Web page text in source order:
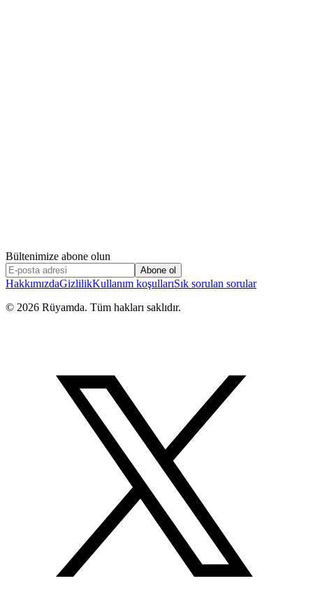
Bültenimize abone olun
Abone ol
HakkımızdaGizlilikKullanım koşullarıSık sorulan sorular
© 2026 Rüyamda. Tüm hakları saklıdır.